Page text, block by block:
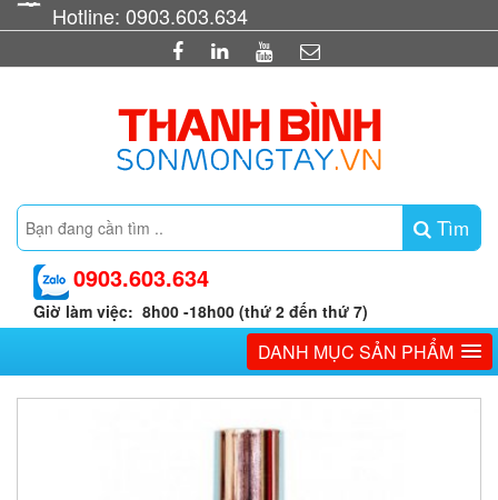
Hotline: 0903.603.634
Tìm
0903.603.634
Giờ làm việc: 8h00 -18h00 (thứ 2 đến thứ 7)
DANH MỤC SẢN PHẨM